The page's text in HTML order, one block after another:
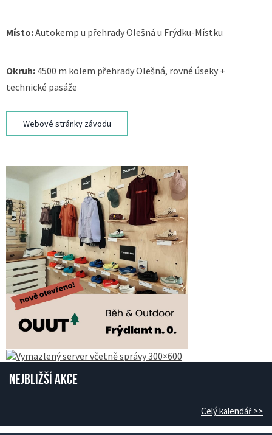
Místo:Autokemp u přehrady Olešná u Frýdku-Místku
Okruh: 4500 m kolem přehrady Olešná, rovné úseky +
technické pasáže
Webové stránky závodu
Nejbližší akce
Celý kalendář >>